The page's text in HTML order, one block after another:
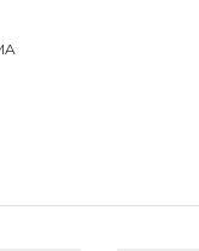
ve diğer